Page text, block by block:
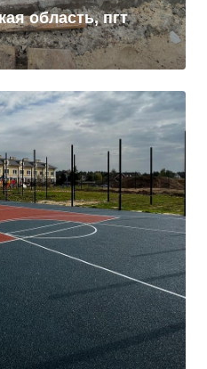
область, пгт